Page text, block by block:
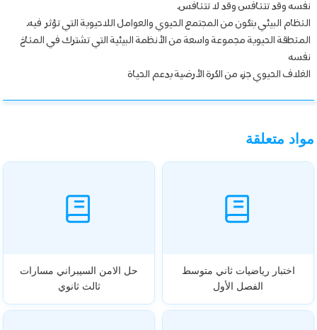
نفسه وقد تتنافس وقد لا تتنافس.
النظام البيئي يتكون من المجتمع الحيوي والعوامل اللاحيوية التي تؤثر فيه.
المنطقة الحيوية مجموعة واسعة من الأنظمة البيئية التي تشترك في المناخ
نفسه
الغلاف الحيوي جزء من الكرة الأرضية يدعم الحياة
مواد متعلقة
اختبار رياضيات ثاني متوسط
الفصل الأول
حل الامن السيبراني مسارات
ثالث ثانوي